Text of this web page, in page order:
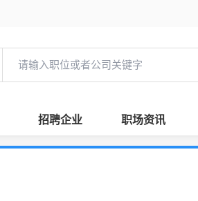
招聘企业 职场资讯